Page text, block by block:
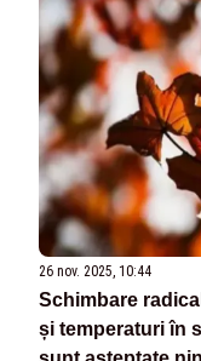
26 nov. 2025, 10:44
Schimbare
și temperaturi în